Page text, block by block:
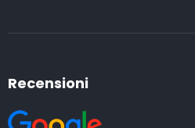
Recensioni